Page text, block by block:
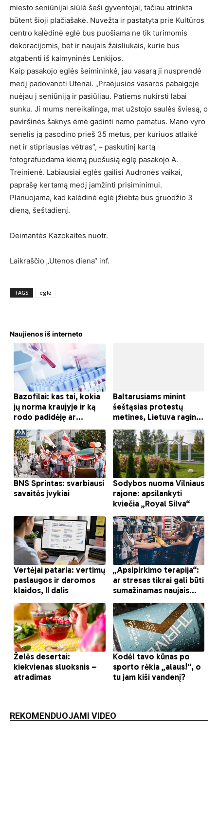
miesto seniūnijai siūlė šeši gyventojai, tačiau atrinkta
būtent šioji plačiašakė. Nuvežta ir pastatyta prie Kultūros
centro kalėdinė eglė bus puošiama ne tik turimomis
dekoracijomis, bet ir naujais žaisliukais, kurie bus
atgabenti iš kaimyninės Lenkijos.
Kaip pasakojo eglės šeimininkė, jau vasarą ji nusprendė
medį padovanoti Utenai. „Praėjusios vasaros pabaigoje
nuėjau į seniūniją ir pasiūliau. Patiems nukirsti labai
sunku. Ji mums nereikalinga, mat užstojo saulės šviesą, o
paviršinės šaknys ėmė gadinti namo pamatus. Mano vyro
senelis ją pasodino prieš 35 metus, per kuriuos atlaikė
net ir stipriausias vėtras”, – paskutinį kartą
fotografuodama kiemą puošusią eglę pasakojo A.
Treinienė. Labiausiai eglės gailisi Audronės vaikai,
paprašę kertamą medį įamžinti prisiminimui.
Planuojama, kad kalėdinė eglė įžiebta bus gruodžio 3
dieną, šeštadienį.
Deimantės Kazokaitės nuotr.
Laikraščio „Utenos diena“ inf.
TAGS eglė
Naujienos iš interneto
REKOMENDUOJAMI VIDEO